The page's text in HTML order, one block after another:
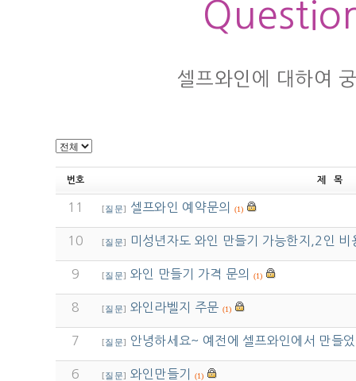
셀프와인에 대하여
번호 제 목
11 [질문] 셀프와인 예약문의 (1)
10 [질문] 미성년자도 와인 만들기 가능한지,2인 비
9 [질문] 와인 만들기 가격 문의 (1)
8 [질문] 와인라벨지 주문 (1)
7 [질문] 안녕하세요~ 예전에 셀프와인에서 만들
6 [질문] 와인만들기 (1)